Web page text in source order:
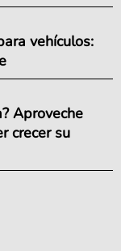
vehículos:
Aproveche
crecer su